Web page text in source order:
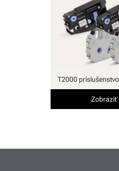
T2000